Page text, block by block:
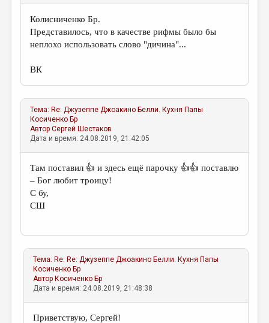
Колисниченко Бр.
Представилось, что в качестве рифмы было бы
неплохо использовать слово "дичина"...
ВК
Тема: Re: Джузеппе Джоакино Белли. Кухня Папы
Косиченко Бр
АвторСергей Шестаков
Дата и время: 24.08.2019, 21:42:05
Там поставил 👍 и здесь ещё парочку 👍👍 поставлю
– Бог любит троицу!
С бу,
СШ
Тема: Re: Re: Джузеппе Джоакино Белли. Кухня Папы
Косиченко Бр
Автор Косиченко Бр
Дата и время: 24.08.2019, 21:48:38
Приветствую, Сергей!